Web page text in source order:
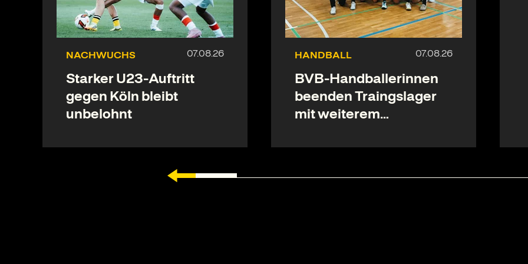
NACHWUCHS
Starker U23-Auftritt
gegen Köln bleibt
unbelohnt
HANDBALL
BVB-Handballerinnen
beenden Traingslager
mit weiterem